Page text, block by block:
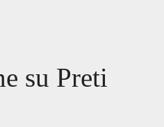
su Preti